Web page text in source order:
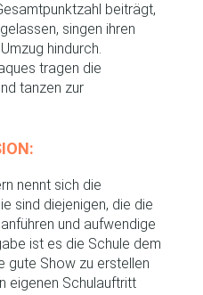
beiträgt,
singen ihren
hindurch.
tragen die
tanzen zur
nennt sich die
sind diejenigen, die die
und aufwendige
ist es die Schule dem
gute Show zu erstellen
eigenen Schulauftritt